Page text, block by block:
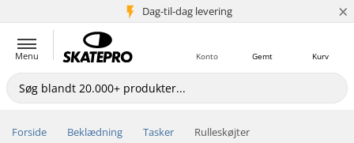
Dag-til-dag levering
5+ mio. kunder ×
Menu Kurv
Gemt
Konto
Forside Beklædning Tasker Rulleskøjter